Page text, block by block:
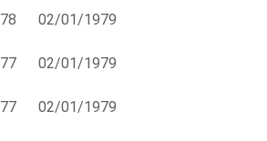
02/01/1979
02/01/1979
02/01/1979